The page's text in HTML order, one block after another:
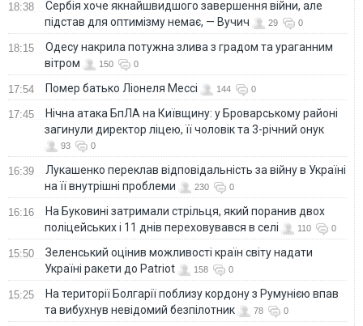
18:38
Сербія хоче якнайшвидшого завершення війни, але
підстав для оптимізму немає, — Вучич
29 0
18:15
Одесу накрила потужна злива з градом та ураганним
вітром
150 0
17:54 Помер батько Ліонеля Мессі 144 0
17:45
Нічна атака БпЛА на Київщину: у Броварському районі
загинули директор ліцею, її чоловік та 3-річний онук
93 0
16:39
Лукашенко переклав відповідальність за війну в Україні
на її внутрішні проблеми
230 0
16:16
На Буковині затримали стрільця, який поранив двох
поліцейських і 11 днів переховувався в селі
110 0
15:50
Зеленський оцінив можливості країн світу надати
Україні ракети до Patriot
158 0
15:25
На території Болгарії поблизу кордону з Румунією впав
та вибухнув невідомий безпілотник
78 0